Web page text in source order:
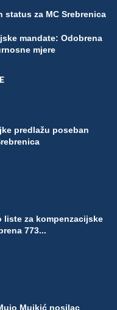
za MC Srebrenica
mandate: Odobrena
mjere
predlažu poseban
liste za kompenzacijske
773...
Mujkić nosilac